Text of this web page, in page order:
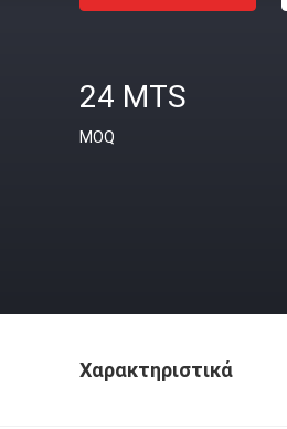
24 MTS
MOQ
Χαρακτηριστικά